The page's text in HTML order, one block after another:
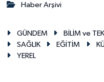
Haber Arşivi
GÜNDEM BİLİM ve
SAĞLIK
EĞİTİM
YEREL